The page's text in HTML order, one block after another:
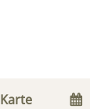
Karte